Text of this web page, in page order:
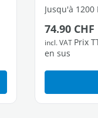
Jusqu'à
1 port
Prix
74.90 CHF
incl. VAT Prix
en sus